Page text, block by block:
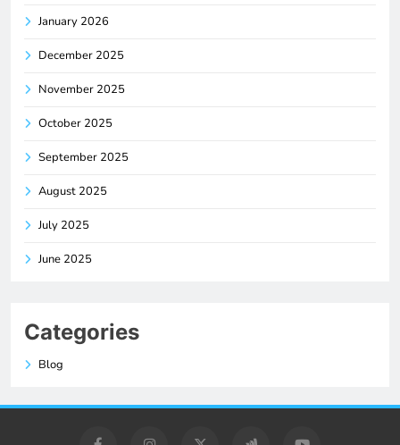
January 2026
December 2025
November 2025
October 2025
September 2025
August 2025
July 2025
June 2025
Categories
Blog